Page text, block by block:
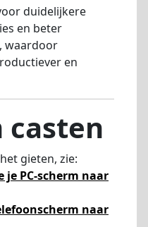
duidelijkere
en beter
waardoor
en
casten
gieten, zie:
je PC-scherm naar
naar